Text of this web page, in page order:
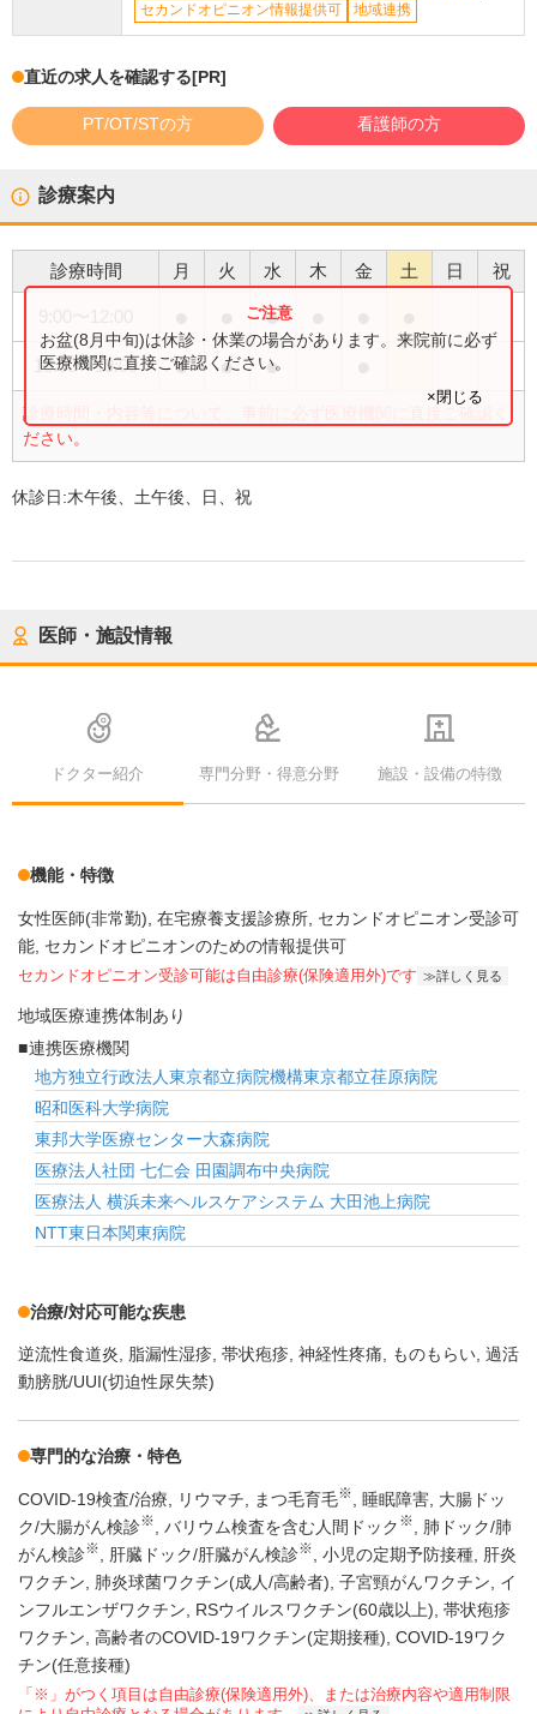
セカンドオピニオン情報提供可
地域連携
直近の求人を確認する[PR]
PT/OT/STの方 看護師の方
診療案内
診療時間 月 火 水 木 金 土 日 祝
●
16:00〜19:00 ● ● ●
診療時間・内容等について、事前に必ず医療機関に直接ご確認く
ださい。
お盆(8月中旬)は休診・休業の場合があります。来院前に必ず
医療機関に直接ご確認ください。
×閉じる
休診日:木午後、土午後、日、祝
医師・施設情報
ドクター紹介 専門分野・得意分野 施設・設備の特徴
機能・特徴
女性医師(非常勤) 在宅療養支援診療所 セカンドオピニオン受診可
能 セカンドオピニオンのための情報提供可
セカンドオピニオン受診可能は自由診療(保険適用外)です 詳しく見る
地域医療連携体制あり
連携医療機関
地方独立行政法人東京都立病院機構東京都立荏原病院
昭和医科大学病院
東邦大学医療センター大森病院
医療法人社団 七仁会 田園調布中央病院
医療法人 横浜未来ヘルスケアシステム 大田池上病院
NTT東日本関東病院
治療/対応可能な疾患
逆流性食道炎 脂漏性湿疹 帯状疱疹 神経性疼痛 ものもらい 過活
動膀胱/UUI(切迫性尿失禁)
専門的な治療・特色
COVID-19検査/治療 リウマチ まつ毛育毛※ 睡眠障害 大腸ドッ
ク/大腸がん検診※ バリウム検査を含む人間ドック ※
肺ドック/肺
がん検診※ 肝臓ドック/肝臓がん検診※ 小児の定期予防接種
肝炎
ワクチン
肺炎球菌ワクチン(成人/高齢者) 子宮頸がんワクチン
イ
ンフルエンザワクチン
RSウイルスワクチン(60歳以上) 帯状疱疹
ワクチン 高齢者のCOVID-19ワクチン(定期接種) COVID-19ワク
チン(任意接種)
「※」がつく項目は自由診療(保険適用外)、または治療内容や適用制限